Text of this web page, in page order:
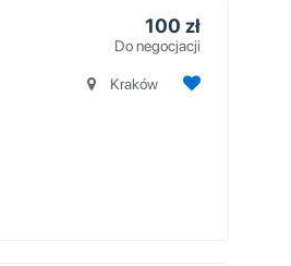
100 zł
Do negocjacji
Kraków